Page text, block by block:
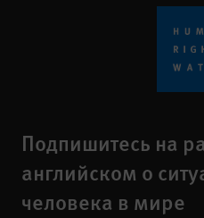
Подпишитесь на
английском о
человека в мире